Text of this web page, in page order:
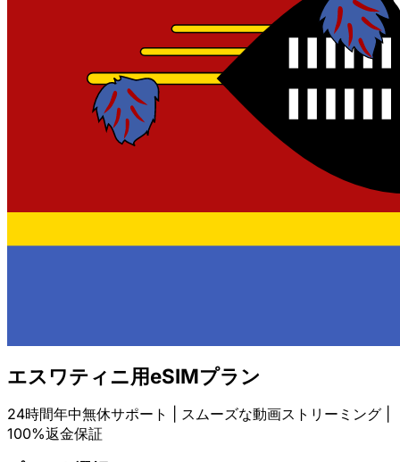
エスワティニ用eSIMプラン
24時間年中無休サポート | スムーズな動画ストリーミング |
100%返金保証